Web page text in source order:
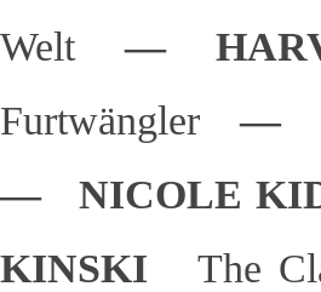
Welt
—
Furtwängler
—
— NICOLE
KINSKIThe